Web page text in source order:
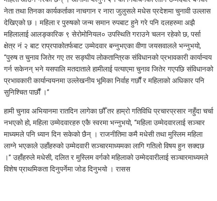
नेता तथा तिनका कार्यकर्ताका नाचगान र नारा जुलुसले मधेस प्रदेशमा चुनावी उल्लास
देखिएको छ । महिला र पुरुषको जन्म समान रुपबाट हुने गरे पनि दलहरुमा अझै
महिलालाई आलङ्कारिक ९ सेरोमोनियल० उपस्थिति गराउने चलन रहेको छ, पर्सा
क्षेत्र नं २ बाट राप्रपाकोतर्फबाट उम्मेदवार बन्नुभएका वीणा जयसवालले भन्नुभयो,
“पुरुष त चुनाव जितेर गए तर सङ्घीय लोकतान्त्रिक संविधानको प्रभावकारी कार्यान्वय
गर्न सकेनन् भने यसपालि मतदाताले हामीलाई पत्याएमा चुनाव जितेर गएपछि संविधानको
प्रभावकारी कार्यान्वयनमा उल्लेखनीय भूमिका निर्वाह गर्छौं र महिलाको अधिकार पनि
सुनिश्चित पार्छौं ।”
हामी चुनाव अभियानमा रातदिन लागेका छौँ तर हाम्रो गतिविधि प्रचारप्रसार नहुँदा चर्चा
नभएको हो, महिला उम्मेदवारहरु एकै स्वरमा भन्नुभयो, “महिला उम्मेदवारलाई सञ्चार
माध्यमले पनि ध्यान दिन सकेको छैन् । राजनीतिमा कमै मधेसी तथा मुस्लिम महिला
लाग्ने भएकाले उहाँहरुको उम्मेदवारी सञ्चारमाध्यमका लागि गतिलो विषय हुन सक्दछ
।” उहाँहरुले मधेसी, दलित र मुस्लिम वर्गको महिलाको उम्मेदवारीलाई सञ्चारमाध्यमले
विशेष प्राथमिकता दिनुपर्नेमा जोड दिनुभयो । रासस